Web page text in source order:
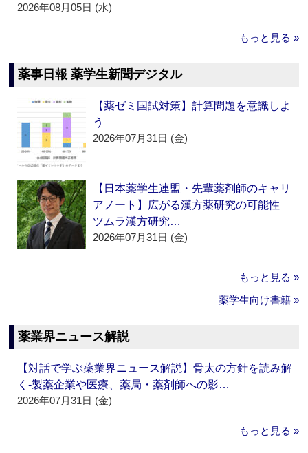
2026年08月05日 (水)
もっと見る »
薬事日報 薬学生新聞デジタル
【薬ゼミ国試対策】計算問題を意識しよ
う
2026年07月31日 (金)
【日本薬学生連盟・先輩薬剤師のキャリ
アノート】広がる漢方薬研究の可能性
ツムラ漢方研究…
2026年07月31日 (金)
もっと見る »
薬学生向け書籍 »
薬業界ニュース解説
【対話で学ぶ薬業界ニュース解説】骨太の方針を読み解
く‐製薬企業や医療、薬局・薬剤師への影…
2026年07月31日 (金)
もっと見る »